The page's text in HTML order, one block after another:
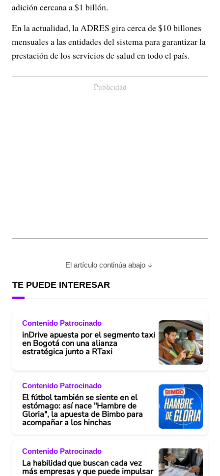
adición cercana a $1 billón.
En la actualidad, la ADRES gira cerca de $10 billones
mensuales a las entidades del sistema para garantizar la
prestación de los servicios de salud en todo el país.
Publicidad
El artículo continúa abajo
TE PUEDE INTERESAR
Contenido Patrocinado
inDrive apuesta por el segmento taxi
en Bogotá con una alianza
estratégica junto a RTaxi
Contenido Patrocinado
El fútbol también se siente en el
estómago: así nace "Hambre de
Gloria", la apuesta de Bimbo para
acompañar a los hinchas
Contenido Patrocinado
La habilidad que buscan cada vez
más empresas y que puede impulsar